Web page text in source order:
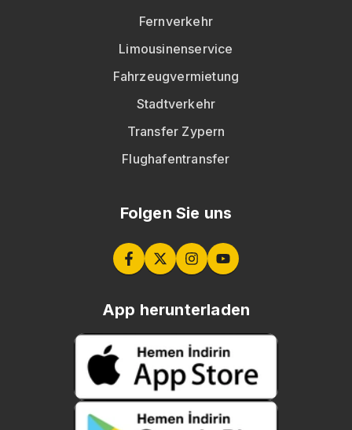
Fernverkehr
Limousinenservice
Fahrzeugvermietung
Stadtverkehr
Transfer Zypern
Flughafentransfer
Folgen Sie uns
App herunterladen